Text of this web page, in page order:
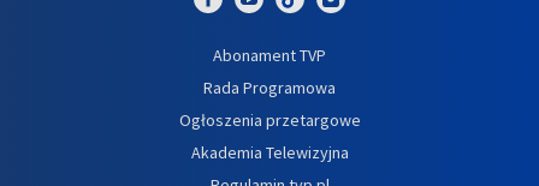
Abonament TVP
Rada Programowa
Ogłoszenia przetargowe
Akademia Telewizyjna